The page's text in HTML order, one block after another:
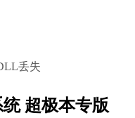
丢失
超极本专版